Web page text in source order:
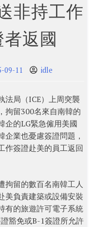
非持工作
返國
09-11 idle
法局（ICE）上周突襲
拘留300名來自南韓的
企的LG緊急僱用美國
企業也憂慮簽證問題，
作簽證赴美的員工返回
拘留的數百名南韓工人
美負責建築或設備安裝
有的旅遊許可電子系統
證豁免或B-1簽證所允許